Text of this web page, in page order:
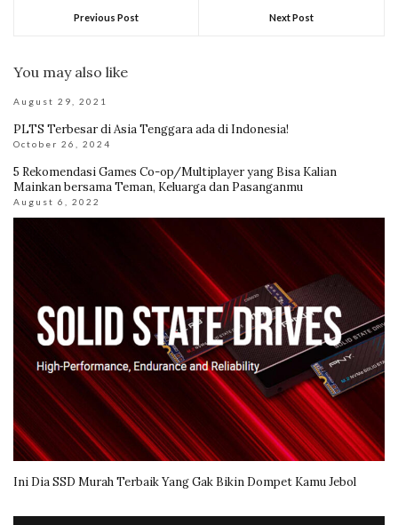
Previous Post Next Post
You may also like
August 29, 2021
PLTS Terbesar di Asia Tenggara ada di Indonesia!
October 26, 2024
5 Rekomendasi Games Co-op/Multiplayer yang Bisa Kalian
Mainkan bersama Teman, Keluarga dan Pasanganmu
August 6, 2022
Ini Dia SSD Murah Terbaik Yang Gak Bikin Dompet Kamu Jebol